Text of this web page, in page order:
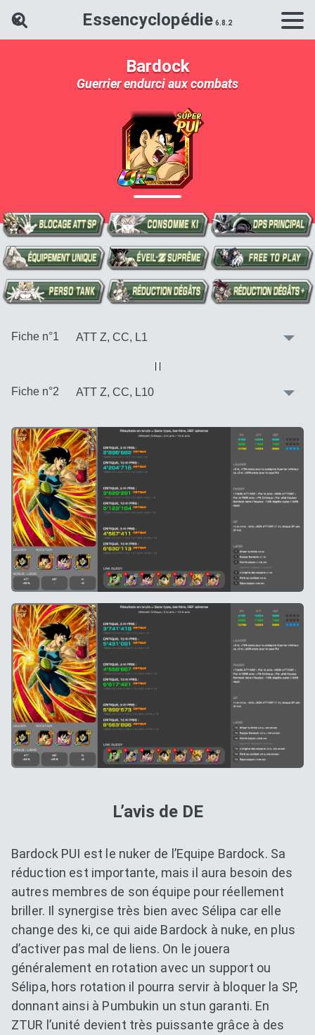
Essencyclopédie
Rechercher une carte Dokkan
Bardock
Guerrier endurci aux combats
Fiche n°1
Vue alternative
| |
Fiche n°2
L’avis de DE
Bardock PUI est le nuker de l’Equipe Bardock. Sa
réduction est importante, mais il aura besoin des
autres membres de son équipe pour réellement
briller. Il synergise très bien avec Sélipa car elle
change des ki, ce qui aide Bardock à nuke, en plus
d’activer pas mal de liens. On le jouera
généralement en rotation avec un support ou
Sélipa, hors rotation il pourra servir à bloquer la SP,
donnant ainsi à Pumbukin un stun garanti. En
ZTUR l’unité devient très puissante grâce à des